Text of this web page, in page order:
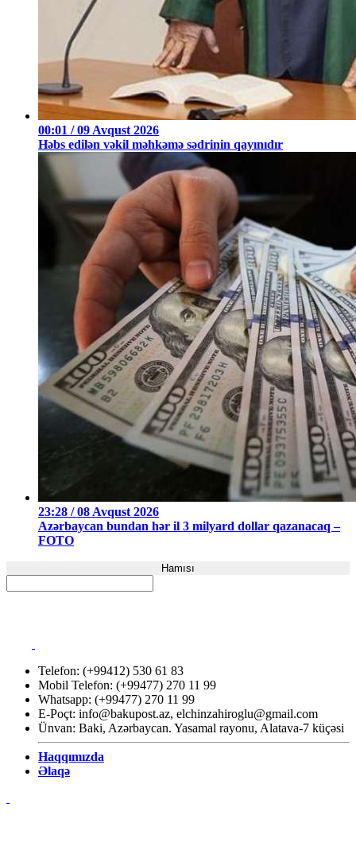
00:01 / 09 Avqust 2026
Həbs edilən vəkil məhkəmə sədrinin qayınıdır
23:28 / 08 Avqust 2026
Azərbaycan bundan hər il 3 milyard dollar qazanacaq –
FOTO
Hamısı
Telefon: (+99412) 530 61 83
Mobil Telefon: (+99477) 270 11 99
Whatsapp: (+99477) 270 11 99
E-Poçt: info@bakupost.az, elchinzahiroglu@gmail.com
Ünvan: Baki, Azərbaycan. Yasamal rayonu, Alatava-7 küçəsi
Haqqımızda
Əlaqə